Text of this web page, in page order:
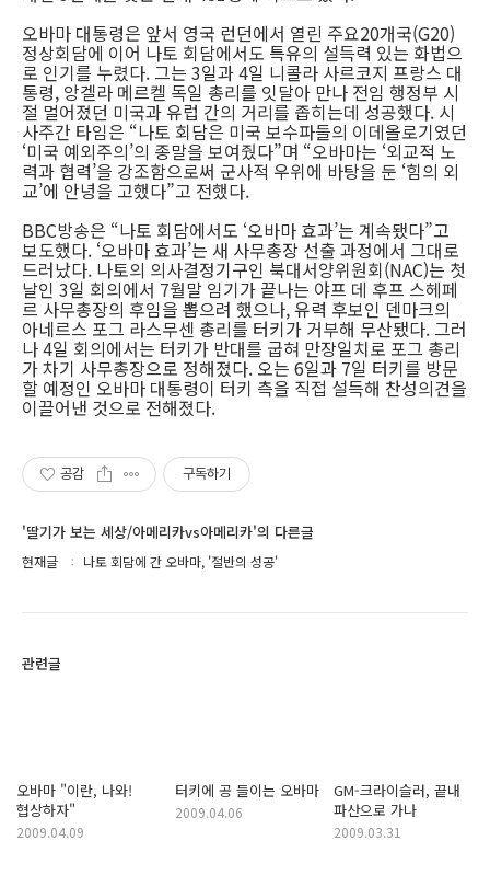
오바마 대통령은 앞서 영국 런던에서 열린 주요20개국(G20)
정상회담에 이어 나토 회담에서도 특유의 설득력 있는 화법으
로 인기를 누렸다. 그는 3일과 4일 니콜라 사르코지 프랑스 대
통령, 앙겔라 메르켈 독일 총리를 잇달아 만나 전임 행정부 시
절 멀어졌던 미국과 유럽 간의 거리를 좁히는데 성공했다. 시
사주간 타임은 “나토 회담은 미국 보수파들의 이데올로기였던
‘미국 예외주의’의 종말을 보여줬다”며 “오바마는 ‘외교적 노
력과 협력’을 강조함으로써 군사적 우위에 바탕을 둔 ‘힘의 외
교’에 안녕을 고했다”고 전했다.
BBC방송은 “나토 회담에서도 ‘오바마 효과’는 계속됐다”고
보도했다. ‘오바마 효과’는 새 사무총장 선출 과정에서 그대로
드러났다. 나토의 의사결정기구인 북대서양위원회(NAC)는 첫
날인 3일 회의에서 7월말 임기가 끝나는 야프 데 후프 스헤페
르 사무총장의 후임을 뽑으려 했으나, 유력 후보인 덴마크의
아네르스 포그 라스무센 총리를 터키가 거부해 무산됐다. 그러
나 4일 회의에서는 터키가 반대를 굽혀 만장일치로 포그 총리
가 차기 사무총장으로 정해졌다. 오는 6일과 7일 터키를 방문
할 예정인 오바마 대통령이 터키 측을 직접 설득해 찬성의견을
이끌어낸 것으로 전해졌다.
공감 구독하기
'딸기가 보는 세상/아메리카vs아메리카'의 다른글
현재글 나토 회담에 간 오바마, '절반의 성공'
관련글
오바마 "이란, 나와!
협상하자"
2009.04.09
터키에 공 들이는 오바마
2009.04.06
GM-크라이슬러, 끝내
파산으로 가나
2009.03.31